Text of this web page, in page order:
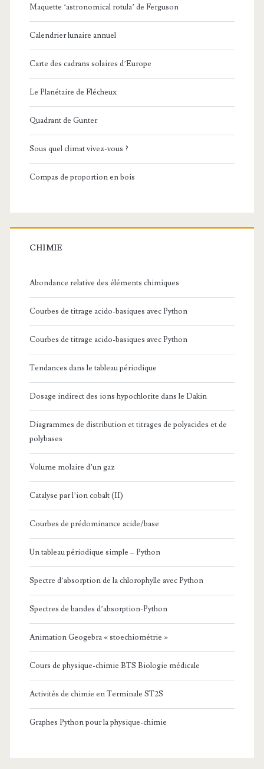
Maquette ‘astronomical rotula’ de Ferguson
Calendrier lunaire annuel
Carte des cadrans solaires d’Europe
Le Planétaire de Flécheux
Quadrant de Gunter
Sous quel climat vivez-vous ?
Compas de proportion en bois
CHIMIE
Abondance relative des éléments chimiques
Courbes de titrage acido-basiques avec Python
Courbes de titrage acido-basiques avec Python
Tendances dans le tableau périodique
Dosage indirect des ions hypochlorite dans le Dakin
Diagrammes de distribution et titrages de polyacides et de
polybases
Volume molaire d’un gaz
Catalyse par l’ion cobalt (II)
Courbes de prédominance acide/base
Un tableau périodique simple – Python
Spectre d’absorption de la chlorophylle avec Python
Spectres de bandes d’absorption-Python
Animation Geogebra « stoechiométrie »
Cours de physique-chimie BTS Biologie médicale
Activités de chimie en Terminale ST2S
Graphes Python pour la physique-chimie